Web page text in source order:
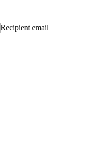
Recipient email